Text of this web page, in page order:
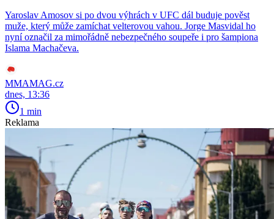
Yaroslav Amosov si po dvou výhrách v UFC dál buduje pověst
muže, který může zamíchat velterovou vahou. Jorge Masvidal ho
nyní označil za mimořádně nebezpečného soupeře i pro šampiona
Islama Machačeva.
MMAMAG.cz
dnes, 13:36
1 min
Reklama